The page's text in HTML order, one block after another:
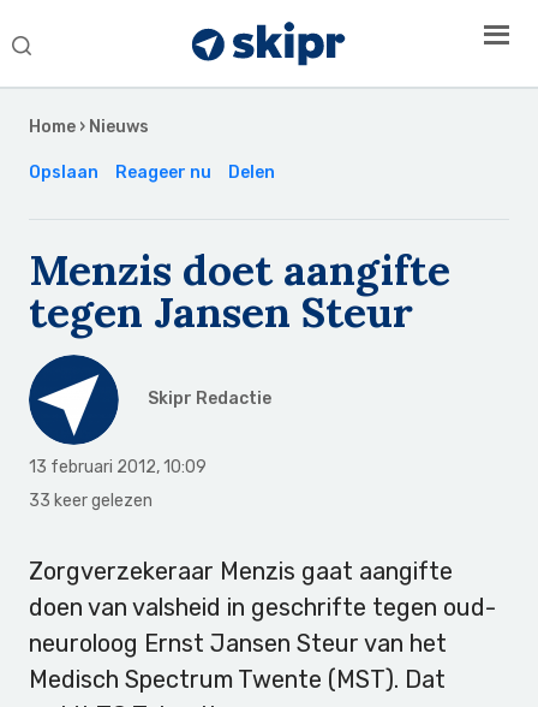
Search
Home › Nieuws
Opslaan Reageer nu Delen
Menzis doet aangifte
tegen Jansen Steur
Skipr Redactie
13 februari 2012,10:09
33 keer gelezen
Zorgverzekeraar Menzis gaat aangifte
doen van valsheid in geschrifte tegen oud-
neuroloog Ernst Jansen Steur van het
Medisch Spectrum Twente (MST). Dat
Sidebar